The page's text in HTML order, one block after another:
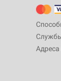
Адреса